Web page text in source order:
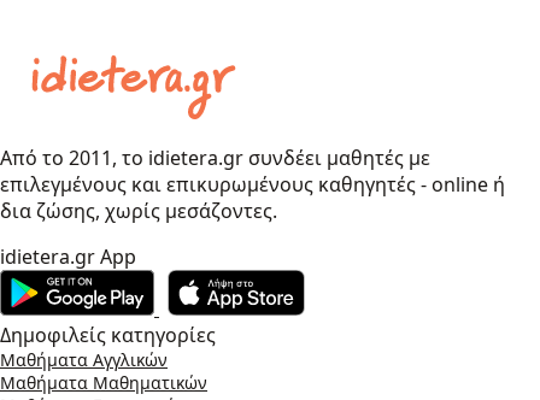
Από το 2011, το idietera.gr συνδέει μαθητές με
επιλεγμένους και επικυρωμένους καθηγητές - online ή
δια ζώσης, χωρίς μεσάζοντες.
idietera.gr App
Δημοφιλείς κατηγορίες
Μαθήματα Αγγλικών
Μαθήματα Μαθηματικών